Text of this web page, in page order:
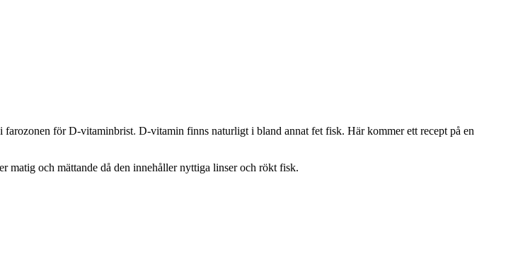
farozonen för D-vitaminbrist. D-vitamin finns naturligt i bland annat fet fisk. Här kommer ett recept på en
matig och mättande då den innehåller nyttiga linser och rökt fisk.